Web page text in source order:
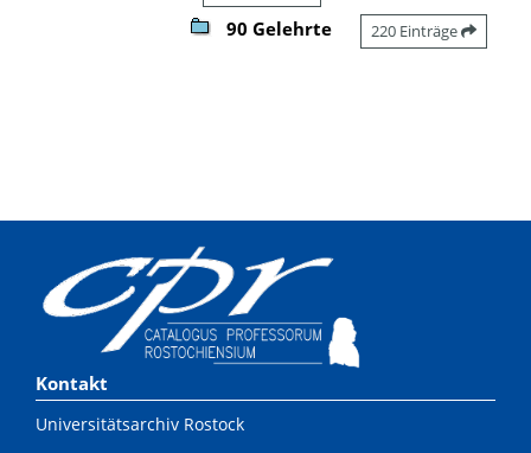
90 Gelehrte 220 Einträge
Kontakt
Universitätsarchiv Rostock